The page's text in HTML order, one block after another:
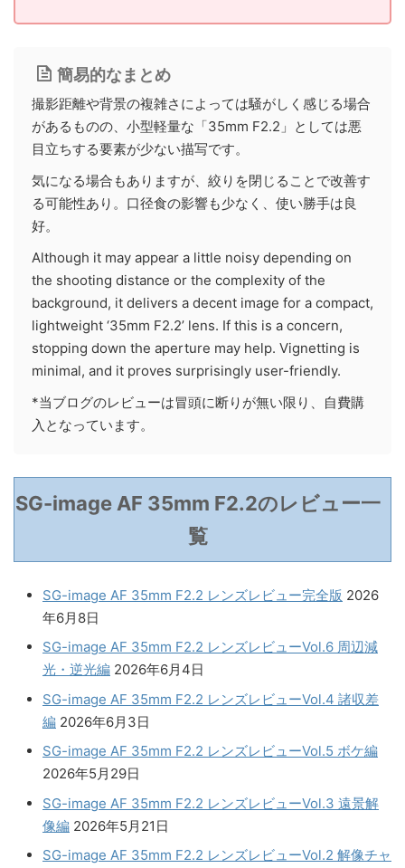
簡易的なまとめ
撮影距離や背景の複雑さによっては騒がしく感じる場合
があるものの、小型軽量な「35mm F2.2」としては悪
目立ちする要素が少ない描写です。
気になる場合もありますが、絞りを閉じることで改善す
る可能性あり。口径食の影響も少なく、使い勝手は良
好。
Although it may appear a little noisy depending on
the shooting distance or the complexity of the
background, it delivers a decent image for a compact,
lightweight ‘35mm F2.2’ lens. If this is a concern,
stopping down the aperture may help. Vignetting is
minimal, and it proves surprisingly user-friendly.
*当ブログのレビューは冒頭に断りが無い限り、自費購
入となっています。
SG-image AF 35mm F2.2のレビュー一
覧
SG-image AF 35mm F2.2 レンズレビュー完全版 2026
年6月8日
SG-image AF 35mm F2.2 レンズレビューVol.6 周辺減
光・逆光編 2026年6月4日
SG-image AF 35mm F2.2 レンズレビューVol.4 諸収差
編 2026年6月3日
SG-image AF 35mm F2.2 レンズレビューVol.5 ボケ編
2026年5月29日
SG-image AF 35mm F2.2 レンズレビューVol.3 遠景解
像編 2026年5月21日
SG-image AF 35mm F2.2 レンズレビューVol.2 解像チャ